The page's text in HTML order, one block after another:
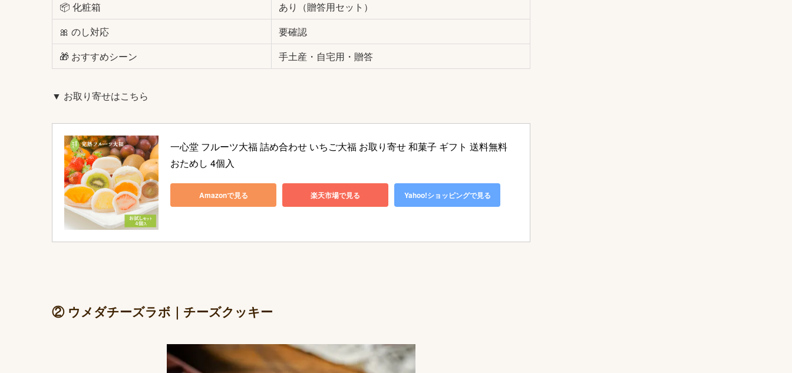
📦 化粧箱
あり（贈答用セット）
🎀 のし対応
要確認
🎁 おすすめシーン
手土産・自宅用・贈答
▼ お取り寄せはこちら
一心堂 フルーツ大福 詰め合わせ いちご大福 お取り寄せ 和菓子 ギフト 送料無料
おためし 4個入
Amazonで見る 楽天市場で見る Yahoo!ショッピングで見る
② ウメダチーズラボ｜チーズクッキー